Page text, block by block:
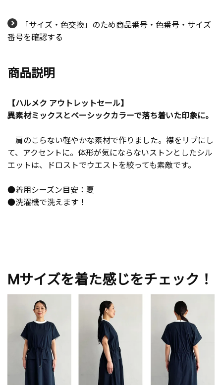
「サイズ・色交換」のため商品番号・色番号・サイズ
番号を確認する
商品説明
【ハルメク アウトレットセール】
異素材ミックスとベーシックカラーで落ち着いた印象に。
肩のこらない軽やかな素材で作りました。襟をリブにし
て、アクセントに。体形が気にならないストンとしたシル
エットは、ドロストでウエストを絞っても素敵です。
●着用シーズン目安：夏
●洗濯機で洗えます！
Mサイズを着た感じをチェック！